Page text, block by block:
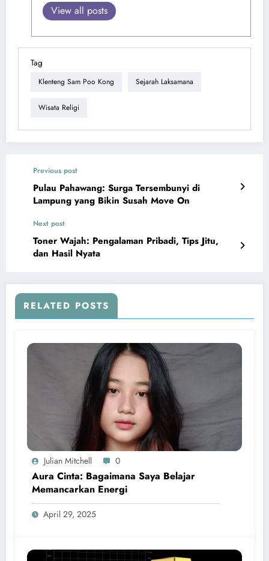
View all posts
Tag
Klenteng Sam Poo Kong Sejarah Laksamana
Wisata Religi
Previous post
Pulau Pahawang: Surga Tersembunyi di
Lampung yang Bikin Susah Move On
Next post
Toner Wajah: Pengalaman Pribadi, Tips Jitu,
dan Hasil Nyata
RELATED POSTS
Julian Mitchell 0
Aura Cinta: Bagaimana Saya Belajar
Memancarkan Energi
April 29, 2025